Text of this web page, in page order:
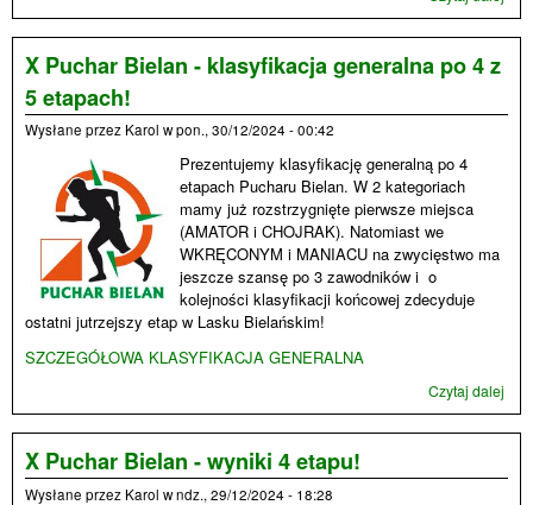
X Puchar Bielan - klasyfikacja generalna po 4 z
5 etapach!
Wysłane przez Karol wpon., 30/12/2024 - 00:42
Prezentujemy klasyfikację generalną po 4
etapach Pucharu Bielan. W 2 kategoriach
mamy już rozstrzygnięte pierwsze miejsca
(AMATOR i CHOJRAK). Natomiast we
WKRĘCONYM i MANIACU na zwycięstwo ma
jeszcze szansę po 3 zawodników i o
kolejności klasyfikacji końcowej zdecyduje
ostatni jutrzejszy etap w Lasku Bielańskim!
SZCZEGÓŁOWA KLASYFIKACJA GENERALNA
Czytaj dalej
X Puchar Bielan - wyniki 4 etapu!
Wysłane przez Karol wndz., 29/12/2024 - 18:28